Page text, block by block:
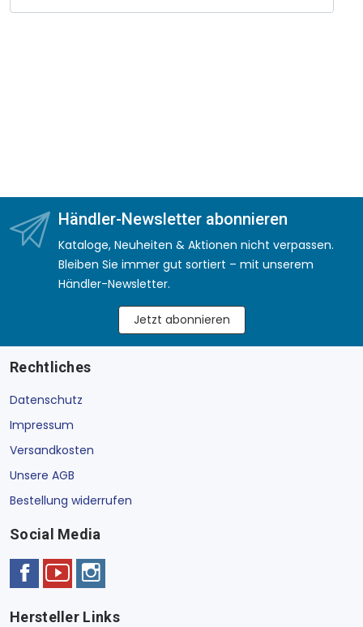
Händler-Newsletter abonnieren
Kataloge, Neuheiten & Aktionen nicht verpassen.
Bleiben Sie immer gut sortiert – mit unserem
Händler-Newsletter.
Jetzt abonnieren
Rechtliches
Datenschutz
Impressum
Versandkosten
Unsere AGB
Bestellung widerrufen
Social Media
Hersteller Links